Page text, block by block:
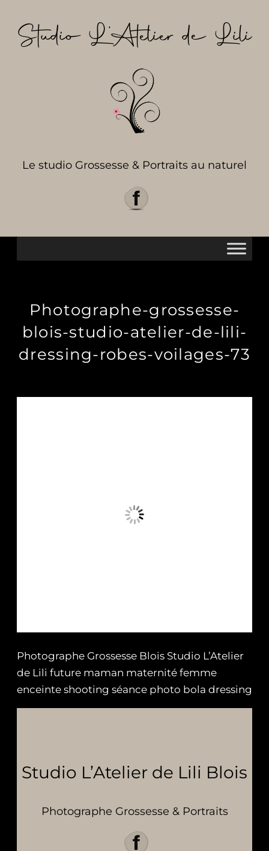
contenu
Studio L’Atelier de Lili
Le studio Grossesse & Portraits au naturel
Photographe-grossesse-
blois-studio-atelier-de-lili-
dressing-robes-voilages-73
Photographe Grossesse Blois Studio L’Atelier
de Lili future maman maternité femme
enceinte shooting séance photo bola dressing
Studio L’Atelier de Lili Blois
Photographe Grossesse & Portraits